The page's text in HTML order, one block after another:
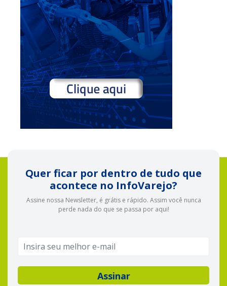
Quer ficar por dentro de tudo que
acontece no InfoVarejo?
Assine nossa Newsletter, é grátis e rápido. Assim você nunca
perde nada do que se passa por aqui!